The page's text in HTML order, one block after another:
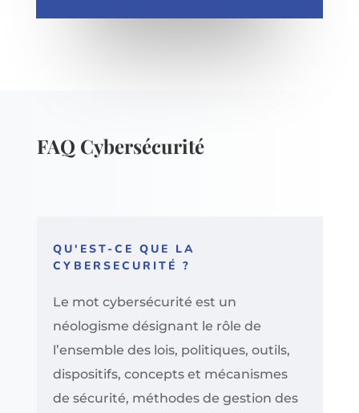
FAQ Cybersécurité
QU'EST-CE QUE LA
CYBERSECURITÉ ?
Le mot cybersécurité est un
néologisme désignant le rôle de
l’ensemble des lois, politiques, outils,
dispositifs, concepts et mécanismes
de sécurité, méthodes de gestion des